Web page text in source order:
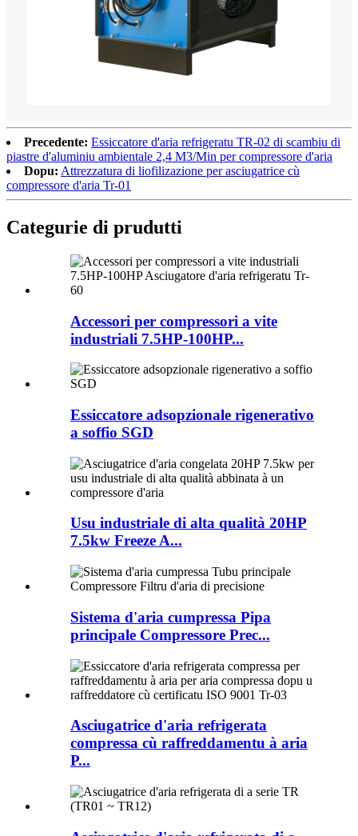
Precedente: Essiccatore d'aria refrigeratu TR-02 di scambiu di
piastre d'aluminiu ambientale 2,4 M3/Min per compressore d'aria
Dopu: Attrezzatura di liofilizazione per asciugatrice cù
compressore d'aria Tr-01
Categurie di prudutti
Accessori per compressori a vite
industriali 7.5HP-100HP...
Essiccatore adsopzionale rigenerativo
a soffio SGD
Usu industriale di alta qualità 20HP
7.5kw Freeze A...
Sistema d'aria cumpressa Pipa
principale Compressore Prec...
Asciugatrice d'aria refrigerata
compressa cù raffreddamentu à aria
P...